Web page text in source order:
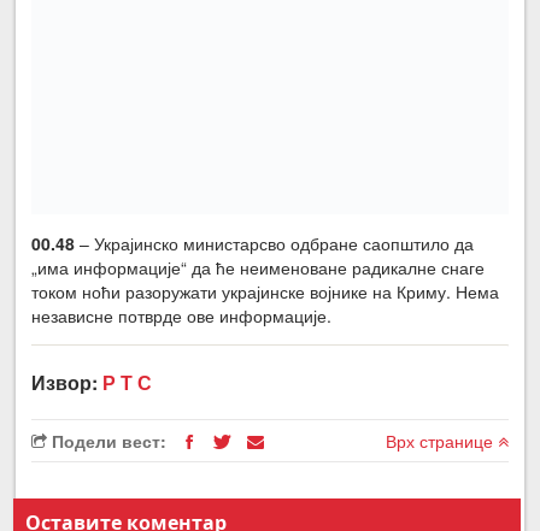
00.48 – Украјинско министарсво одбране саопштило да
„има информације“ да ће неименоване радикалне снаге
током ноћи разоружати украјинске војнике на Криму. Нема
независне потврде ове информације.
Извор: Р Т С
Подели вест: Врх странице
Оставите коментар